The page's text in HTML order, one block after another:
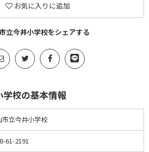
お気に入りに追加
立今井小学校をシェアする
校の基本情報
市立今井小学校
61-2191